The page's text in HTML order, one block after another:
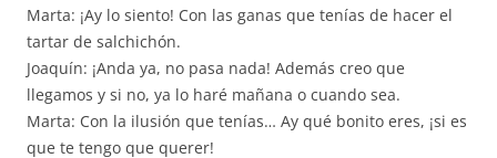
Marta: ¡Ay lo siento! Con las ganas que tenías de hacer el
tartar de salchichón.
Joaquín: ¡Anda ya, no pasa nada! Además creo que
llegamos y si no, ya lo haré mañana o cuando sea.
Marta: Con la ilusión que tenías… Ay qué bonito eres, ¡si es
que te tengo que querer!